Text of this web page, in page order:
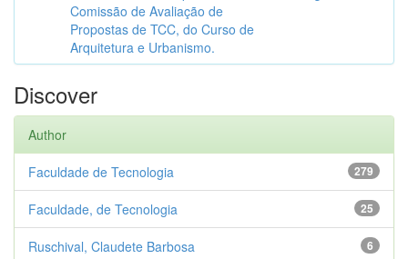
Comissão de Avaliação de
Propostas de TCC, do Curso de
Arquitetura e Urbanismo.
Discover
Author
279
Faculdade de Tecnologia
25
Faculdade, de Tecnologia
6
Ruschival, Claudete Barbosa